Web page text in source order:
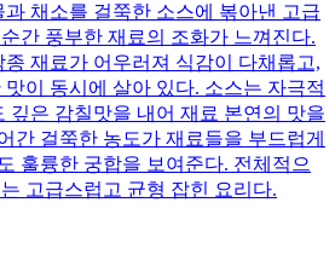
채소를 걸쭉한 소스에 볶아낸 고급
간 풍부한 재료의 조화가 느껴진다.
재료가 어우러져 식감이 다채롭고,
이 동시에 살아 있다. 소스는 자극적
깊은 감칠맛을 내어 재료 본연의 맛을
간 걸쭉한 농도가 재료들을 부드럽게
훌륭한 궁합을 보여준다. 전체적으
고급스럽고 균형 잡힌 요리다.